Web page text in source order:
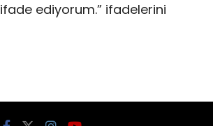
ediyorum.” ifadelerini